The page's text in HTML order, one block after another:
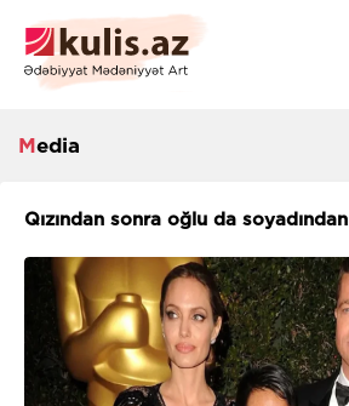
Media
Qızından sonra oğlu da soyadından